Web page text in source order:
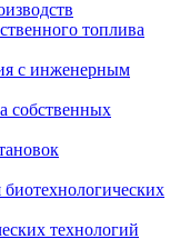
топлива
с инженерным
собственных
биотехнологических
технологий